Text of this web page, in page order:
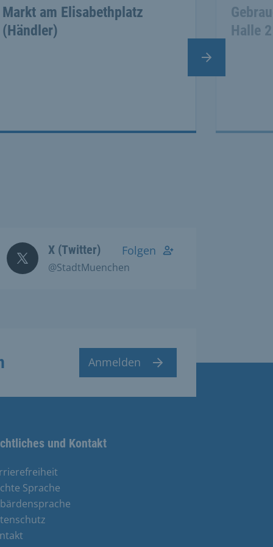
Markt am Elisabethplatz
(Händler)
Halle 2
Nächster Slide
X (Twitter)
@StadtMuenchen
Folgen
Anmelden
und Kontakt
Sprache